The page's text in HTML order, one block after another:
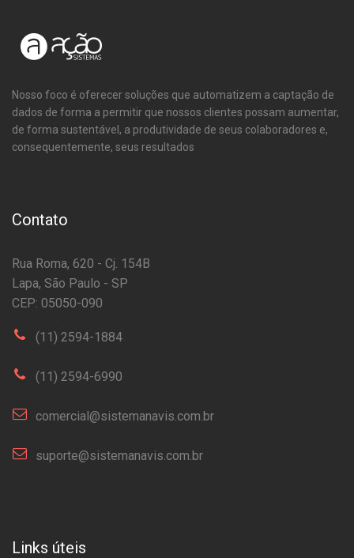
Nosso foco é oferecer soluções que automatizem a captação de
dados de forma a permitir que nossos clientes possam aumentar,
de forma sustentável, a produtividade de seus colaboradores e,
consequentemente, seus resultados
Contato
Rua Roma, 620 - Cj. 154B
Lapa, São Paulo - SP
CEP: 05050-090
(11) 2594-1884
(11) 2594-6990
comercial@sistemanavis.com.br
suporte@sistemanavis.com.br
Links úteis